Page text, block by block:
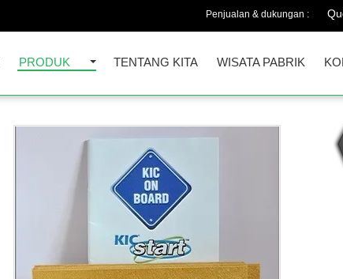
Penjualan & dukungan :
PRODUK TENTANG KITA WISATA PABRIK